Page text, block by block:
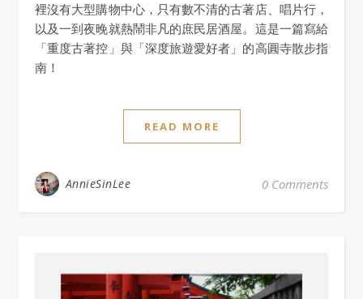
裡沒有大型購物中心，只有數不清的古著店、唱片行，
以及一到夜晚就熱鬧非凡的庶民居酒屋。這是一篇寫給
「重度古著控」與「深度旅遊愛好者」的高圓寺散步指
南！
READ MORE
AnnieSinLee 0 Comments